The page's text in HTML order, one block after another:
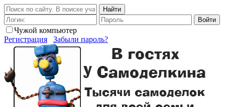
Найти
Войти
Чужой компьютер
Регистрация
Забыли пароль?